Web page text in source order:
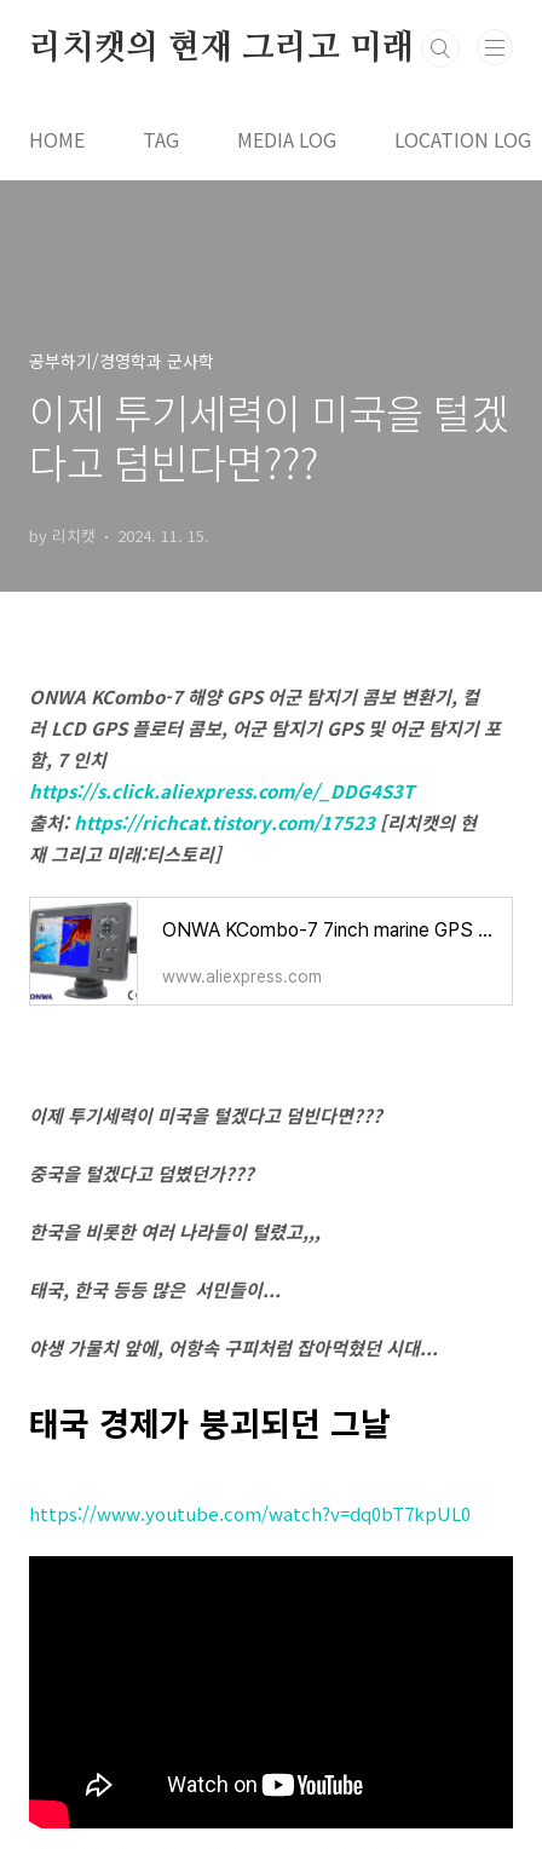
리치캣의 현재 그리고 미래
HOME TAG MEDIA LOG LOCATION LOG
공부하기/경영학과 군사학
이제 투기세력이 미국을 털겠
다고 덤빈다면???
by 리치캣 2024. 11. 15.
ONWA KCombo-7 해양 GPS 어군 탐지기 콤보 변환기, 컬
러 LCD GPS 플로터 콤보, 어군 탐지기 GPS 및 어군 탐지기 포
함, 7 인치
https://s.click.aliexpress.com/e/_DDG4S3T
출처:https://richcat.tistory.com/17523[리치캣의 현
재 그리고 미래:티스토리]
ONWA KCombo-7 7inch marine GPS fishfinder combo transducer Color LCD GPS plotter Combo with Fishfinder GPS +FISH FINDER - AliEx
www.aliexpress.com
이제 투기세력이 미국을 털겠다고 덤빈다면???
중국을 털겠다고 덤볐던가???
한국을 비롯한 여러 나라들이 털렸고,,,
태국, 한국 등등 많은 서민들이...
야생 가물치 앞에, 어항속 구피처럼 잡아먹혔던 시대...
태국 경제가 붕괴되던 그날
https://www.youtube.com/watch?v=dq0bT7kpUL0